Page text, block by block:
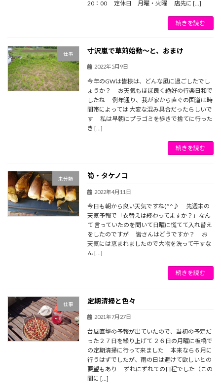
20：00 定休日 月曜・火曜 店先に […]
続きを読む
仕事 寸沢嵐で草苅始動～と、おまけ
2022年5月9日
今年のGWは皆様は、どんな風に過ごしたでし
ょうか？ お天気もほぼ良く絶好の行楽日和で
したね 例年通り、我が家から直ぐの国道は時
間帯によっては 大変な混み具合だったらしいで
す 私は早朝にプラゴミを歩きで捨てに行った
き […]
続きを読む
未分類 筍・タケノコ
2022年4月11日
今日も朝から良い天気ですね(^^♪ 先週末の
天気予報で「衣替えは終わってますか？」なん
て 言っていたのを聞いて日曜に慌てて入れ替え
をしたのですが 皆さんはどうですか？ お
天気には恵まれましたので大物を洗って干すな
ん […]
続きを読む
仕事 定期清掃と色々
2021年7月27日
台風直撃の予報が出ていたので、当初の予定だ
った２７日を繰り上げて ２６日の月曜に板橋で
の定期清掃に行って来ました 本来なら６月に
行うはずでしたが、雨の日は避けて欲しいとの
要望もあり ずれにずれての日程でした（この
間に […]